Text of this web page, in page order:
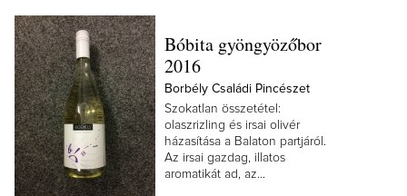
Bóbita gyöngyözőbor
2016
Borbély Családi Pincészet
Szokatlan összetétel:
olaszrizling és irsai olivér
házasítása a Balaton partjáról.
Az irsai gazdag, illatos
aromatikát ad, az...